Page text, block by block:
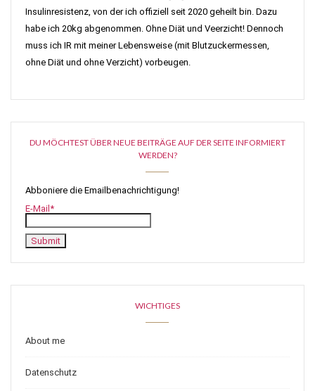
Insulinresistenz, von der ich offiziell seit 2020 geheilt bin. Dazu
habe ich 20kg abgenommen. Ohne Diät und Veerzicht! Dennoch
muss ich IR mit meiner Lebensweise (mit Blutzuckermessen,
ohne Diät und ohne Verzicht) vorbeugen.
DU MÖCHTEST ÜBER NEUE BEITRÄGE AUF DER SEITE INFORMIERT
WERDEN?
Abboniere die Emailbenachrichtigung!
E-Mail*
WICHTIGES
About me
Datenschutz